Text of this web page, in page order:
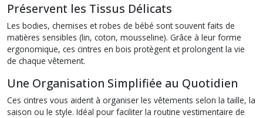
Préservent les Tissus Délicats
Les bodies, chemises et robes de bébé sont souvent faits de
matières sensibles (lin, coton, mousseline). Grâce à leur forme
ergonomique, ces cintres en bois protègent et prolongent la vie
de chaque vêtement.
Une Organisation Simplifiée au Quotidien
Ces cintres vous aident à organiser les vêtements selon la taille, la
saison ou le style. Idéal pour faciliter la routine vestimentaire de